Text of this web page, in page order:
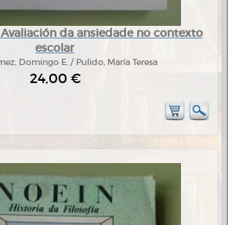
Avaliación da ansiedade no contexto
escolar
Domingo E. / Pulido, María Teresa
24,00 €